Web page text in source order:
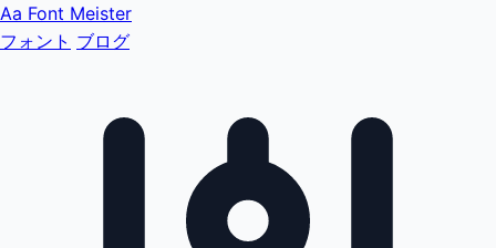
Aa Font Meister
フォント ブログ